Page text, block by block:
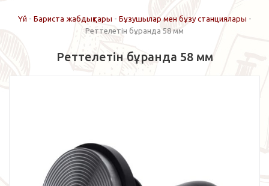
Үй - Бариста жабдықтары - Бұзушылар мен бұзу станциялары -
Реттелетін бұранда 58 мм
Реттелетін бұранда 58 мм